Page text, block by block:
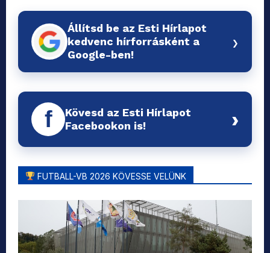
Állítsd be az Esti Hírlapot
kedvenc hírforrásként a
Google-ben!
›
f
Kövesd az Esti Hírlapot
Facebookon is!
›
FUTBALL-VB 2026 KÖVESSE VELÜNK